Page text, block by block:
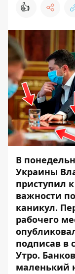
👍
В
Украины
приступил
важности
каникул.
рабочего
подписав в
Утро.
маленький